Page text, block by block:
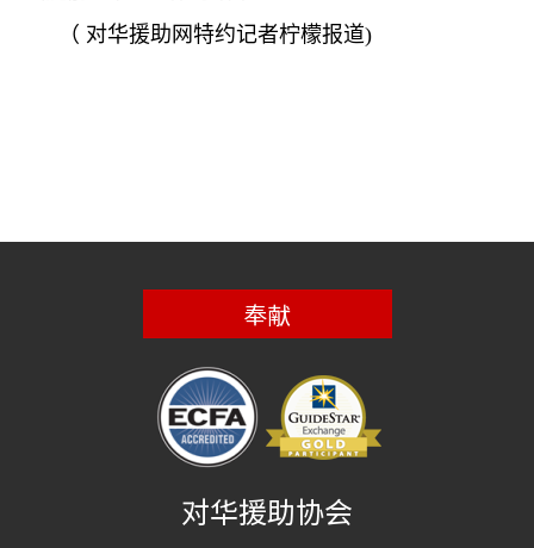
（ 对华援助网特约记者柠檬报道)
奉献
对华援助协会